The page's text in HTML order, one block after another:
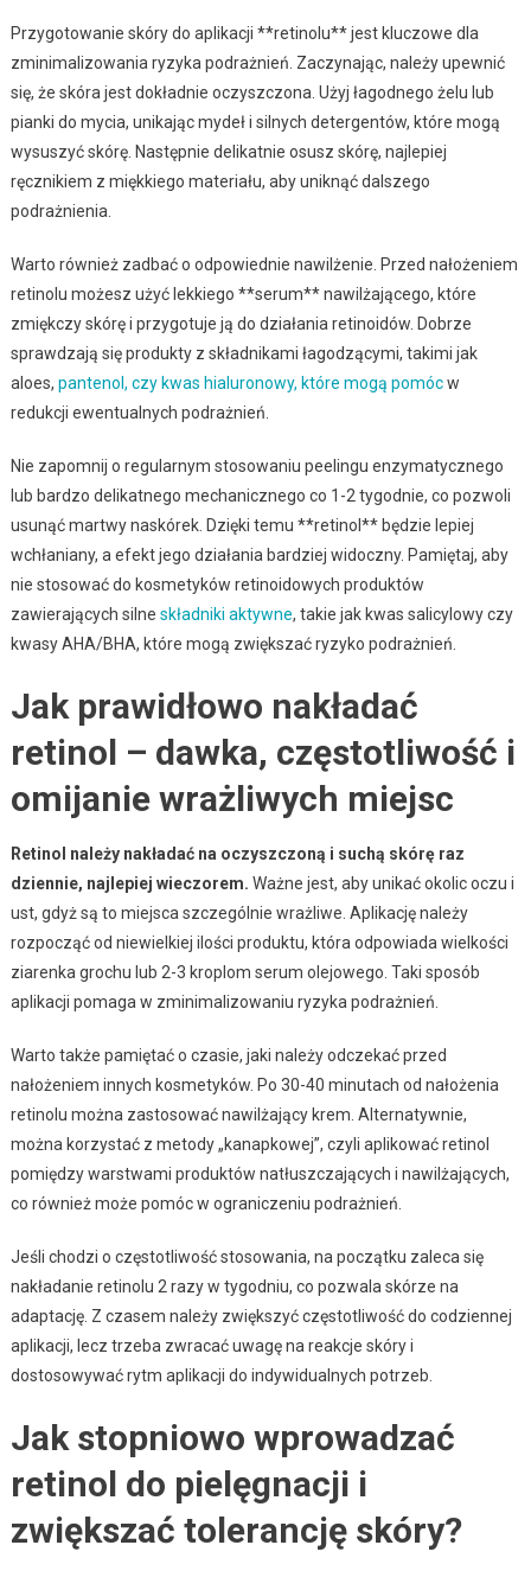
Przygotowanie skóry do aplikacji **retinolu** jest kluczowe dla
zminimalizowania ryzyka podrażnień. Zaczynając, należy upewnić
się, że skóra jest dokładnie oczyszczona. Użyj łagodnego żelu lub
pianki do mycia, unikając mydeł i silnych detergentów, które mogą
wysuszyć skórę. Następnie delikatnie osusz skórę, najlepiej
ręcznikiem z miękkiego materiału, aby uniknąć dalszego
podrażnienia.
Warto również zadbać o odpowiednie nawilżenie. Przed nałożeniem
retinolu możesz użyć lekkiego **serum** nawilżającego, które
zmiękczy skórę i przygotuje ją do działania retinoidów. Dobrze
sprawdzają się produkty z składnikami łagodzącymi, takimi jak
aloes, pantenol, czy kwas hialuronowy, które mogą pomócw
redukcji ewentualnych podrażnień.
Nie zapomnij o regularnym stosowaniu peelingu enzymatycznego
lub bardzo delikatnego mechanicznego co 1-2 tygodnie, co pozwoli
usunąć martwy naskórek. Dzięki temu **retinol** będzie lepiej
wchłaniany, a efekt jego działania bardziej widoczny. Pamiętaj, aby
nie stosować do kosmetyków retinoidowych produktów
zawierających silne składniki aktywne, takie jak kwas salicylowy czy
kwasy AHA/BHA, które mogą zwiększać ryzyko podrażnień.
Jak prawidłowo nakładać
retinol – dawka, częstotliwość i
omijanie wrażliwych miejsc
Retinol należy nakładać na oczyszczoną i suchą skórę raz
dziennie, najlepiej wieczorem. Ważne jest, aby unikać okolic oczu i
ust, gdyż są to miejsca szczególnie wrażliwe. Aplikację należy
rozpocząć od niewielkiej ilości produktu, która odpowiada wielkości
ziarenka grochu lub 2-3 kroplom serum olejowego. Taki sposób
aplikacji pomaga w zminimalizowaniu ryzyka podrażnień.
Warto także pamiętać o czasie, jaki należy odczekać przed
nałożeniem innych kosmetyków. Po 30-40 minutach od nałożenia
retinolu można zastosować nawilżający krem. Alternatywnie,
można korzystać z metody „kanapkowej”, czyli aplikować retinol
pomiędzy warstwami produktów natłuszczających i nawilżających,
co również może pomóc w ograniczeniu podrażnień.
Jeśli chodzi o częstotliwość stosowania, na początku zaleca się
nakładanie retinolu 2 razy w tygodniu, co pozwala skórze na
adaptację. Z czasem należy zwiększyć częstotliwość do codziennej
aplikacji, lecz trzeba zwracać uwagę na reakcje skóry i
dostosowywać rytm aplikacji do indywidualnych potrzeb.
Jak stopniowo wprowadzać
retinol do pielęgnacji i
zwiększać tolerancję skóry?